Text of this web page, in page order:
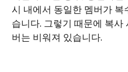
시 내에서 동일한 멤버가
습니다. 그렇기 때문에 복사
버는 비워져 있습니다.